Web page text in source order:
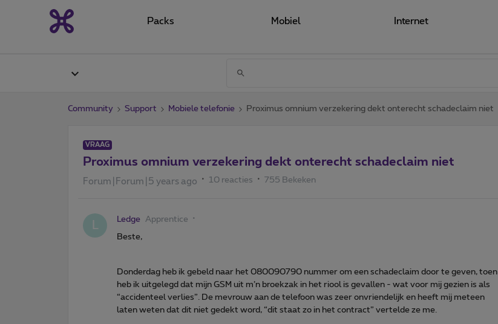
Packs Mobiel Internet
Community Support Mobiele telefonie Proximus omnium verzekering dekt onterecht schadeclaim niet
VRAAG
Proximus omnium verzekering dekt onterecht schadeclaim niet
Forum|Forum|5 years ago 10 reacties 755 Bekeken
Ledge Apprentice
Beste,
Donderdag heb ik gebeld naar het 080090790 nummer om een schadeclaim door te geven, toen
heb ik uitgelegd dat mijn GSM uit m’n broekzak in het riool is gevallen - wat voor mij gezien is als
“accidenteel verlies”. De mevrouw aan de telefoon was zeer onvriendelijk en heeft mij meteen
laten weten dat dit niet gedekt word, “dit staat zo in het contract” vertelde ze me.